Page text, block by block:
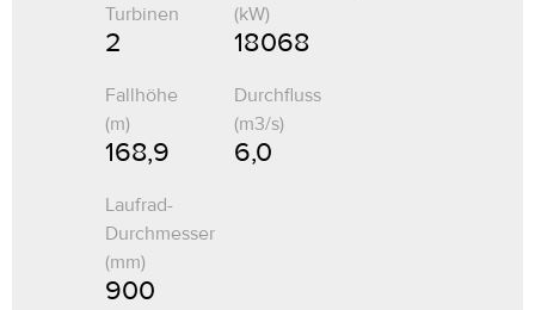
Turbinen
2
(kW)
18 068
Fallhöhe
(m)
168,9
Durchfluss
(m3/s)
6,0
Laufrad-
Durchmesser
(mm)
900